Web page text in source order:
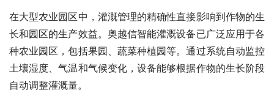
在大型农业园区中，灌溉管理的精确性直接影响到作物的生
长和园区的生产效益。奥越信智能灌溉设备已广泛应用于各
种农业园区，包括果园、蔬菜种植园等。通过系统自动监控
土壤湿度、气温和气候变化，设备能够根据作物的生长阶段
自动调整灌溉量。